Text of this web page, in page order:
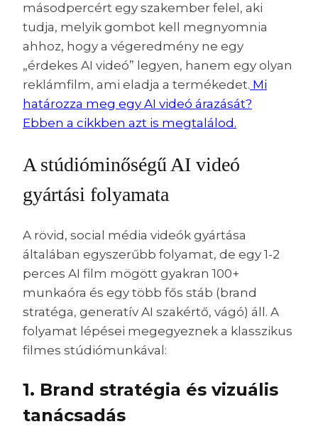
másodpercért egy szakember felel, aki
tudja, melyik gombot kell megnyomnia
ahhoz, hogy a végeredmény ne egy
„érdekes AI videó” legyen, hanem egy olyan
reklámfilm, ami eladja a termékedet. Mi
határozza meg egy AI videó árazását?
Ebben a cikkben azt is megtalálod.
A stúdióminőségű AI videó
gyártási folyamata
A rövid, social média videók gyártása
általában egyszerűbb folyamat, de egy 1-2
perces AI film mögött gyakran 100+
munkaóra és egy több fős stáb (brand
stratéga, generatív AI szakértő, vágó) áll. A
folyamat lépései megegyeznek a klasszikus
filmes stúdiómunkával:
1. Brand stratégia és vizuális
tanácsadás